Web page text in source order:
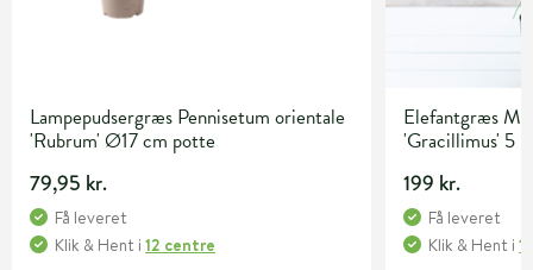
Lampepudsergræs Pennisetum orientale
'Rubrum' Ø17 cm potte
79,95 kr.
Få leveret
Klik & Hent i 12 centre
Elefantgræs
'Gracillimus' 5
199 kr.
Få leveret
Klik & Hent i